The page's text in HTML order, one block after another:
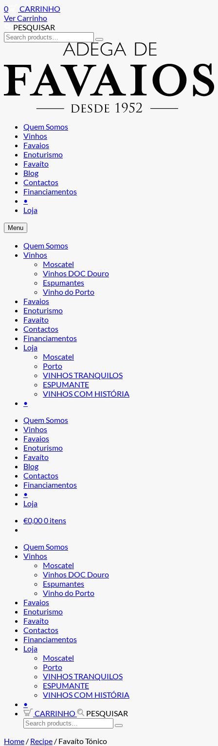
0
CARRINHO
Ver Carrinho
PESQUISAR
Search
for:
a
navegação
o
conteúdo
Quem Somos
Vinhos
Favaios
Enoturismo
Favaíto
Blog
Contactos
Financiamentos
•
Loja
Menu
Quem Somos
Vinhos
Moscatel
Vinhos DOC Douro
Espumantes
Vinho do Porto
Favaios
Enoturismo
Favaíto
Contactos
Financiamentos
Loja
Moscatel
Porto
VINHOS TRANQUILOS
ESPUMANTE
VINHOS COM HISTÓRIA
•
Quem Somos
Vinhos
Favaios
Enoturismo
Favaíto
Blog
Contactos
Financiamentos
•
Loja
€0,000 itens
Quem Somos
Vinhos
Moscatel
Vinhos DOC Douro
Espumantes
Vinho do Porto
Favaios
Enoturismo
Favaíto
Contactos
Financiamentos
Loja
Moscatel
Porto
VINHOS TRANQUILOS
ESPUMANTE
VINHOS COM HISTÓRIA
•
CARRINHO
PESQUISAR
Search
for:
Home / Recipe / Favaíto Tónico